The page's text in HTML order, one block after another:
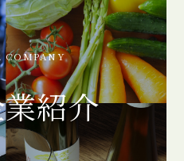
COMPANY
紹介